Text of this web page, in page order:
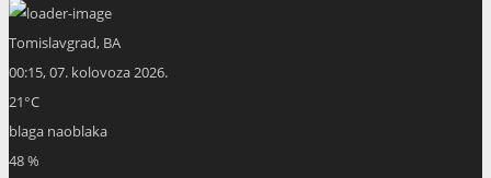
Tomislavgrad, BA
00:15,07. kolovoza 2026.
21°C
blaga naoblaka
48 %